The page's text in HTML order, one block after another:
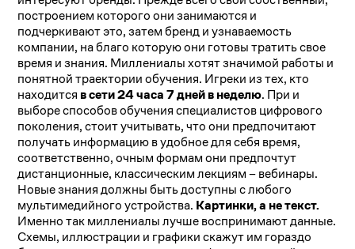
построением которого они занимаются и
подчеркивают это, затем бренд и узнаваемость
компании, на благо которую они готовы тратить свое
время и знания. Миллениалы хотят значимой работы и
понятной траектории обучения. Игреки из тех, кто
находится в сети 24 часа 7 дней в неделю. При и
выборе способов обучения специалистов цифрового
поколения, стоит учитывать, что они предпочитают
получать информацию в удобное для себя время,
соответственно, очным формам они предпочтут
дистанционные, классическим лекциям – вебинары.
Новые знания должны быть доступны с любого
мультимедийного устройства. Картинки, а не текст.
Именно так миллениалы лучше воспринимают данные.
Схемы, иллюстрации и графики скажут им гораздо